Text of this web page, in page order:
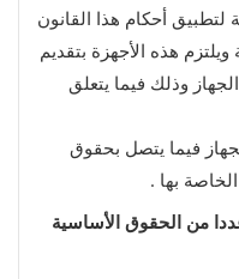
لتطبيق أحكام هذا القانون
ويلتزم هذه الأجهزة بتقديم
وذلك فيما يتعلق
فيما يتصل بحقوق
بها .
من الحقوق الأساسية